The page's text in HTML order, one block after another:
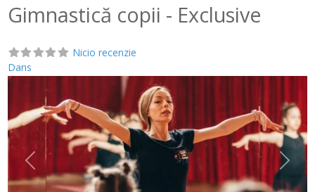
Gimnastică copii - Exclusive
Nicio recenzie
Dans
Anterior